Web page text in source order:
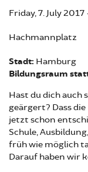
Friday, 7. July
Hachmannplatz
Stadt: Hamburg
Bildungsraum
Hast du dich auch
geärgert? Dass
jetzt schon
Schule,
früh wie möglich
Darauf haben wir